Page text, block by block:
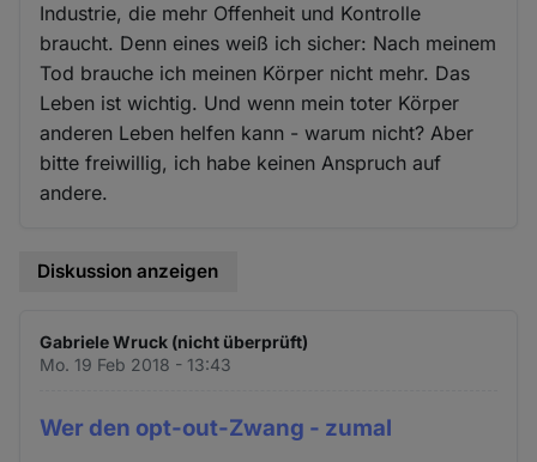
Industrie, die mehr Offenheit und Kontrolle
braucht. Denn eines weiß ich sicher: Nach meinem
Tod brauche ich meinen Körper nicht mehr. Das
Leben ist wichtig. Und wenn mein toter Körper
anderen Leben helfen kann - warum nicht? Aber
bitte freiwillig, ich habe keinen Anspruch auf
andere.
Diskussion anzeigen
Gabriele Wruck (nicht überprüft)
Mo. 19 Feb 2018 - 13:43
Wer den opt-out-Zwang - zumal